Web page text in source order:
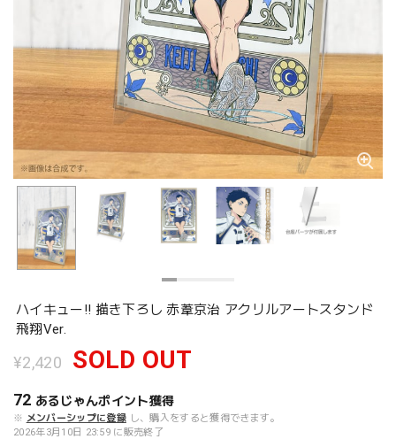
ハイキュー!! 描き下ろし 赤葦京治 アクリルアートスタンド
飛翔Ver.
¥2,420 SOLD OUT
72 あるじゃんポイント獲得
※ メンバーシップに登録 し、購入をすると獲得できます。
2026年3月10日 23:59 に販売終了